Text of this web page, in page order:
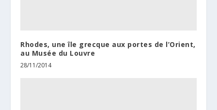
Rhodes, une île grecque aux portes de l’Orient,
au Musée du Louvre
28/11/2014